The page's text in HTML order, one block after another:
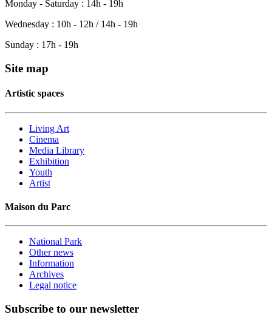
Monday - Saturday : 14h - 19h
Wednesday : 10h - 12h / 14h - 19h
Sunday : 17h - 19h
Site map
Artistic spaces
Living Art
Cinema
Media Library
Exhibition
Youth
Artist
Maison du Parc
National Park
Other news
Information
Archives
Legal notice
Subscribe to our newsletter